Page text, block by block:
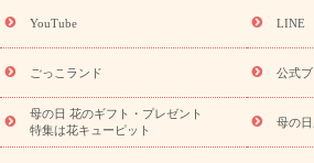
9月の誕生花(リンドウ)
ら探す
お祝いの花特集 当日配達特急
念日
結婚祝い 出産祝い 退院祝い・
寿祝い
プチギフト ペットのお祝いフ
YouTube LINE
ごっこランド 公式
母の日 花のギフト・プレゼント
特集は花キューピット
母の